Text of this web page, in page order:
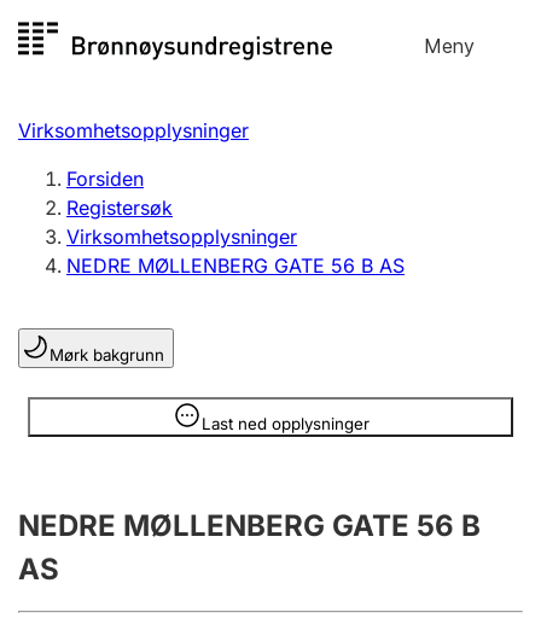
til
Meny
Registersøk
Aksjeselskap
Enkeltpersonforetak
Registrere, endre, slette
Lag og forening
Registrere, endre, slette
Årsregnskap
Innsending og forsinkelsesgebyr
Virksomhetsopplysninger
Forsiden
Registersøk
Virksomhetsopplysninger
NEDRE MØLLENBERG GATE 56 B AS
Mørk bakgrunn
Last ned opplysninger
Opplysninger er skjult
NEDRE MØLLENBERG GATE 56 B
AS